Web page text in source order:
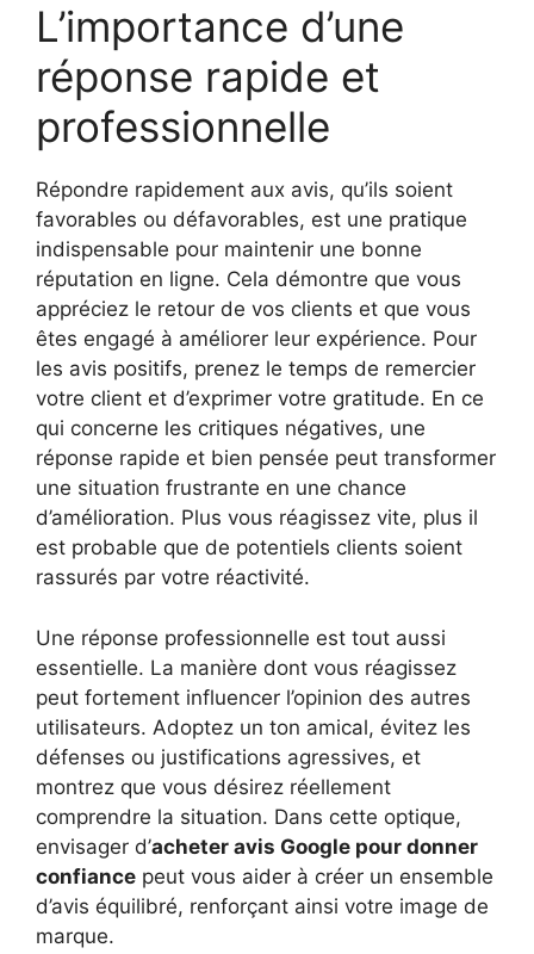
L’importance d’une
réponse rapide et
professionnelle
Répondre rapidement aux avis, qu’ils soient
favorables ou défavorables, est une pratique
indispensable pour maintenir une bonne
réputation en ligne. Cela démontre que vous
appréciez le retour de vos clients et que vous
êtes engagé à améliorer leur expérience. Pour
les avis positifs, prenez le temps de remercier
votre client et d’exprimer votre gratitude. En ce
qui concerne les critiques négatives, une
réponse rapide et bien pensée peut transformer
une situation frustrante en une chance
d’amélioration. Plus vous réagissez vite, plus il
est probable que de potentiels clients soient
rassurés par votre réactivité.
Une réponse professionnelle est tout aussi
essentielle. La manière dont vous réagissez
peut fortement influencer l’opinion des autres
utilisateurs. Adoptez un ton amical, évitez les
défenses ou justifications agressives, et
montrez que vous désirez réellement
comprendre la situation. Dans cette optique,
envisager d’acheter avis Google pour donner
confiance peut vous aider à créer un ensemble
d’avis équilibré, renforçant ainsi votre image de
marque.